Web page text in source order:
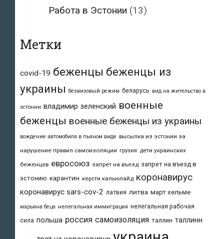
Работа в Эстонии (13)
Метки
covid-19 беженцы беженцы из
украины безвизовый режим беларусь вид на жительство в
эстонии владимир зеленский военные
беженцы военные беженцы из украины
вождение автомобиля в пьяном виде высылка из эстонии за
нарушение правил самоизоляции грузия дети украинских
беженцев евросоюз запрет на въезд запрет на въезд в
эстонию карантин керсти кальюлайд коронавирус
коронавирус sars-cov-2 латвия литва март хельме
марьяна беца нелегальная иммиграция нелегальная рабочая
сила польша россия самоизоляция таллин таллинн